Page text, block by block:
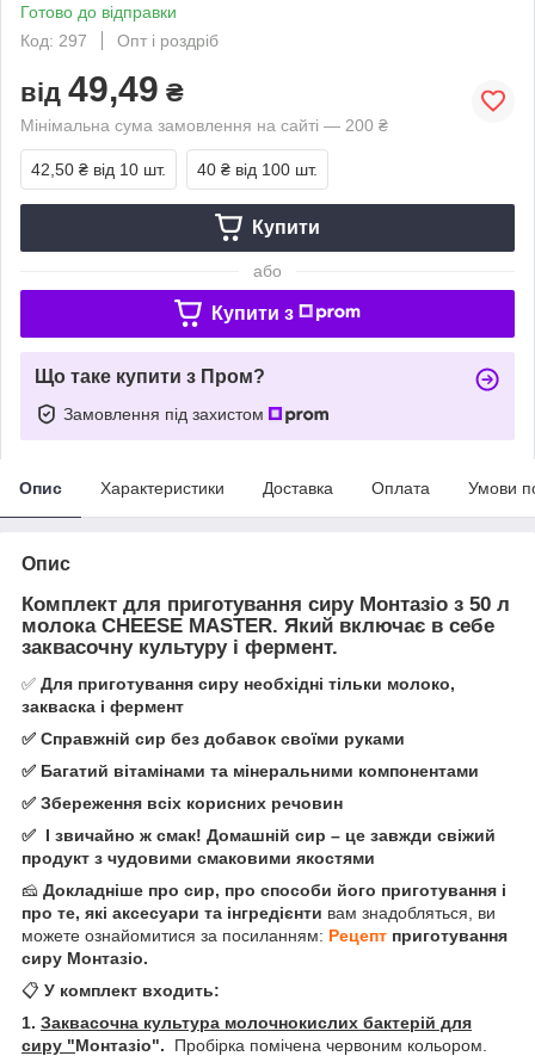
Готово до відправки
Код: 297
Опт і роздріб
від 49,49 ₴
Мінімальна сума замовлення на сайті — 200 ₴
42,50 ₴ від 10 шт. 40 ₴ від 100 шт.
Купити
або
Купити з
Що таке купити з Пром?
Замовлення під захистом
Опис Характеристики Доставка Оплата Умови
Опис
Комплект для приготування сиру Монтазіо з 50 л
молока CHEESE MASTER. Який включає в себе
заквасочну культуру і фермент.
✅ Для приготування сиру необхідні тільки молоко,
закваска і фермент
✅ Справжній сир без добавок своїми руками
✅ Багатий вітамінами та мінеральними компонентами
✅ Збереження всіх корисних речовин
✅ І звичайно ж смак! Домашній сир – це завжди свіжий
продукт з чудовими смаковими якостями
🧀 Докладніше про сир, про способи його приготування і
про те, які аксесуари та інгредієнти вам знадобляться, ви
можете ознайомитися за посиланням: Рецепт приготування
сиру Монтазіо.
📋 У комплект входить:
1. Заквасочна культура молочнокислих бактерій для
сиру "Монтазіо". Пробірка помічена червоним кольором.